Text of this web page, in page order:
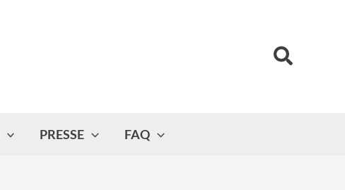
Suchen
PRESSE FAQ